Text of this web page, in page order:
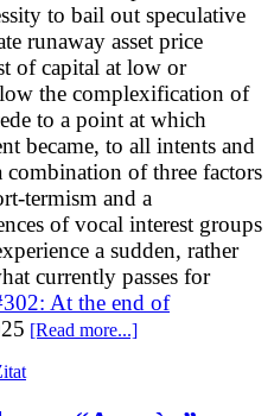
to bail out speculative
runaway asset price
of capital at low or
the complexification of
to a point at which
became, to all intents and
of three factors
termism and a
of vocal interest groups
a sudden, rather
currently passes for
At the end of
[Read more...]